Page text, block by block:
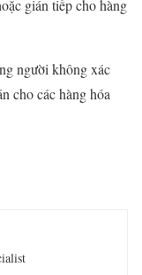
gián tiếp cho hàng
người không xác
cho các hàng hóa